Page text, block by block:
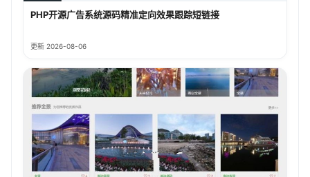
PHP开源广告系统源码精准定向效果跟踪短链接
更新 2026-08-06